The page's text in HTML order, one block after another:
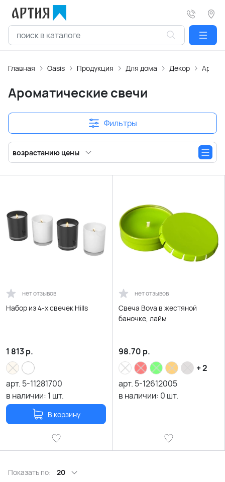
Главная Oasis Продукция Для дома Декор
Ароматические свечи
Фильтры
возрастанию цены
нет отзывов
Набор из 4-х свечек Hills
1 813р.
арт. 5-11281700
в наличии: 1 шт.
В корзину
нет отзывов
Свеча Bova в жестяной
баночке, лайм
98.70 р.
+ 2
арт. 5-12612005
в наличии: 0 шт.
Показать по: 20